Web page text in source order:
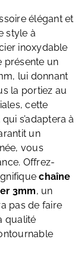
élégant et
style à
inoxydable
présente un
lui donnant
la portiez au
cette
s’adaptera à
un
vous
Offrez-
chaîne
3mm, un
pas de faire
qualité